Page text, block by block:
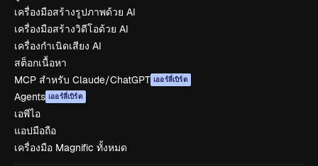
เครื่องมือสร้างรูปภาพด้วย AI
เครื่องมือสร้างวิดีโอด้วย AI
เครื่องกำเนิดเสียง AI
สต็อกเนื้อหา
MCP สำหรับ Claude/ChatGPT เออร์ลี่เบิร์ด
Agents เออร์ลี่เบิร์ด
เอพีไอ
แอปมือถือ
เครื่องมือ Magnific ทั้งหมด